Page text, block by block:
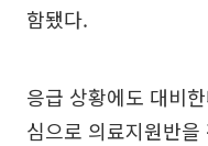
함됐다.
응급 상황에도 대비
심으로 의료지원반